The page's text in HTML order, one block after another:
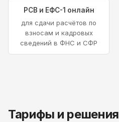
РСВ и ЕФС-1 онлайн
для сдачи расчётов по
взносам и кадровых
сведений в ФНС и СФР
Тарифы и решения